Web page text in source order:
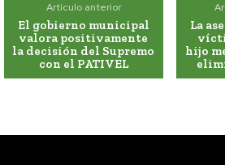
Artículo anterior
El gobierno municipal
valora positivamente
la decisión del Supremo
con el PATIVEL
La
hijo